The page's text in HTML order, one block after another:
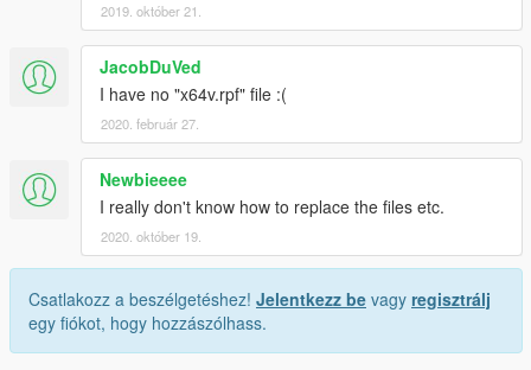
2019. október 21.
JacobDuVed
I have no "x64v.rpf" file :(
2020. február 27.
Newbieeee
I really don't know how to replace the files etc.
2020. október 19.
Csatlakozz a beszélgetéshez! Jelentkezz be vagy regisztrálj
egy fiókot, hogy hozzászólhass.